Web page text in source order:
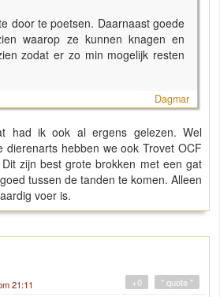
door te poetsen. Daarnaast goede
waarop ze kunnen knagen en
zodat er zo min mogelijk resten
Dagmar
had ik ook al ergens gelezen. Wel
dierenarts hebben we ook Trovet OCF
zijn best grote brokken met een gat
tussen de tanden te komen. Alleen
voer is.
21:11 " quote "
+0